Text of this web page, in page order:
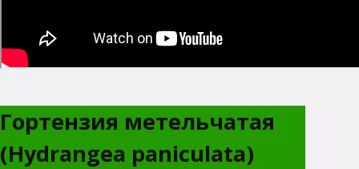
Гортензия метельчатая
(Hydrangea paniculata)